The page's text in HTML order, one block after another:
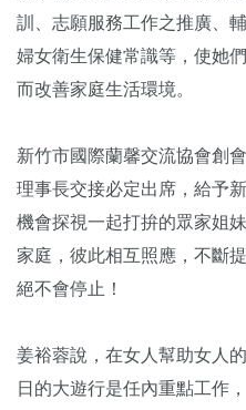
訓、志願服務工作之推廣、
婦女衛生保健常識等，使她
而改善家庭生活環境。
新竹市國際蘭馨交流協會創
理事長交接必定出席，給予
機會探視一起打拚的眾家姐
家庭，彼此相互照應，不斷
絕不會停止！
姜裕蓉說，在女人幫助女人
日的大遊行是任內重點工作